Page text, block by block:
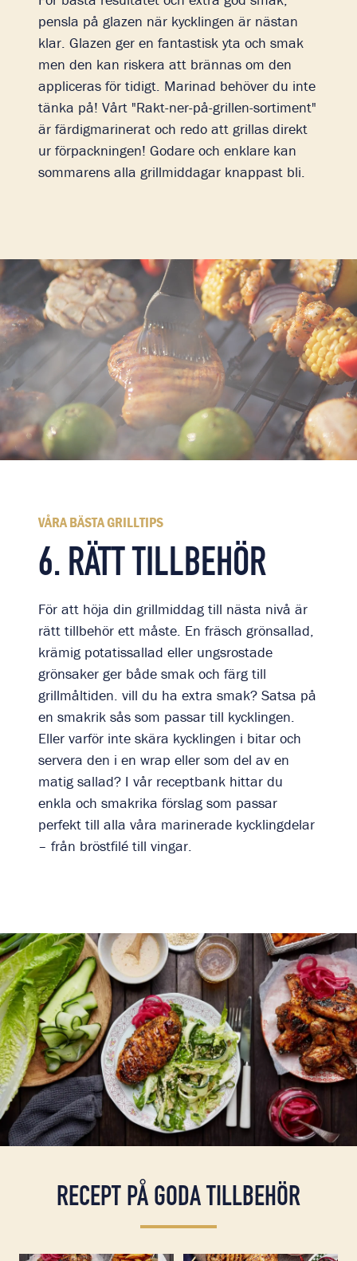
pensla på glazen när kycklingen är nästan
klar. Glazen ger en fantastisk yta och smak
men den kan riskera att brännas om den
appliceras för tidigt. Marinad behöver du inte
tänka på! Vårt "Rakt-ner-på-grillen-sortiment"
är färdigmarinerat och redo att grillas direkt
ur förpackningen! Godare och enklare kan
sommarens alla grillmiddagar knappast bli.
VÅRA BÄSTA GRILLTIPS
6. RÄTT TILLBEHÖR
För att höja din grillmiddag till nästa nivå är
rätt tillbehör ett måste. En fräsch grönsallad,
krämig potatissallad eller ungsrostade
grönsaker ger både smak och färg till
grillmåltiden. vill du ha extra smak? Satsa på
en smakrik sås som passar till kycklingen.
Eller varför inte skära kycklingen i bitar och
servera den i en wrap eller som del av en
matig sallad? I vår receptbank hittar du
enkla och smakrika förslag som passar
perfekt till alla våra marinerade kycklingdelar
– från bröstfilé till vingar.
RECEPT PÅ GODA TILLBEHÖR